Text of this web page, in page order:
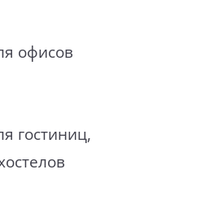
офисов
гостиниц,